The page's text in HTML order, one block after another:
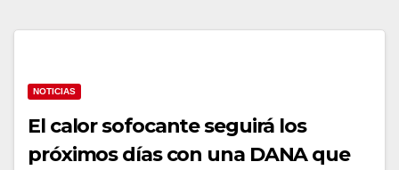
NOTICIAS
El calor sofocante seguirá los
próximos días con una DANA que